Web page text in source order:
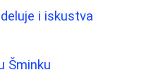
i iskustva
Šminku